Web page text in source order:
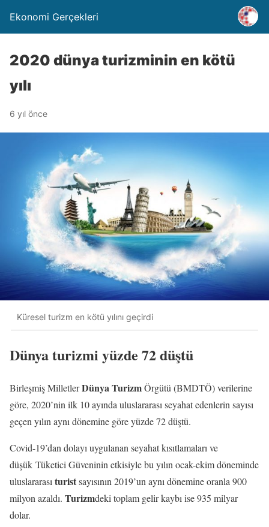
Ekonomi Gerçekleri
2020 dünya turizminin en kötü
yılı
6 yıl önce
Küresel turizm en kötü yılını geçirdi
Dünya turizmi yüzde 72 düştü
Birleşmiş MilletlerDünya TurizmÖrgütü (BMDTÖ) verilerine
göre, 2020’nin ilk 10 ayında uluslararası seyahat edenlerin sayısı
geçen yılın aynı dönemine göre yüzde 72 düştü.
Covid-19’dan dolayı uygulanan seyahat kısıtlamaları ve
düşük Tüketici Güveninin etkisiyle bu yılın ocak-ekim döneminde
uluslararası turistsayısının 2019’un aynı dönemine oranla 900
milyon azaldı. Turizmdeki toplam gelir kaybı ise 935 milyar
dolar.